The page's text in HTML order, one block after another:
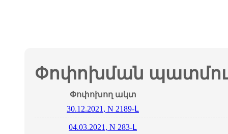
Փոփոխման
Փոփոխող ակտ
30.12.2021, N 2189-Լ
04.03.2021, N 283-Լ